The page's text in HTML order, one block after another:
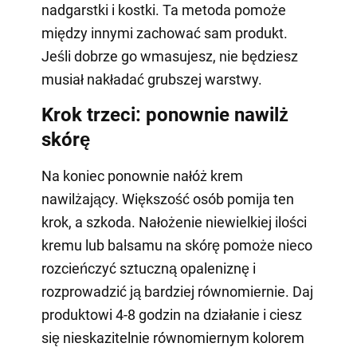
nadgarstki i kostki. Ta metoda pomoże
między innymi zachować sam produkt.
Jeśli dobrze go wmasujesz, nie będziesz
musiał nakładać grubszej warstwy.
Krok trzeci: ponownie nawilż
skórę
Na koniec ponownie nałóż krem
nawilżający. Większość osób pomija ten
krok, a szkoda. Nałożenie niewielkiej ilości
kremu lub balsamu na skórę pomoże nieco
rozcieńczyć sztuczną opaleniznę i
rozprowadzić ją bardziej równomiernie. Daj
produktowi 4-8 godzin na działanie i ciesz
się nieskazitelnie równomiernym kolorem